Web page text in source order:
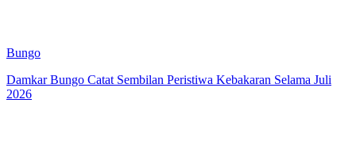
Bungo
Damkar Bungo Catat Sembilan Peristiwa Kebakaran Selama Juli
2026